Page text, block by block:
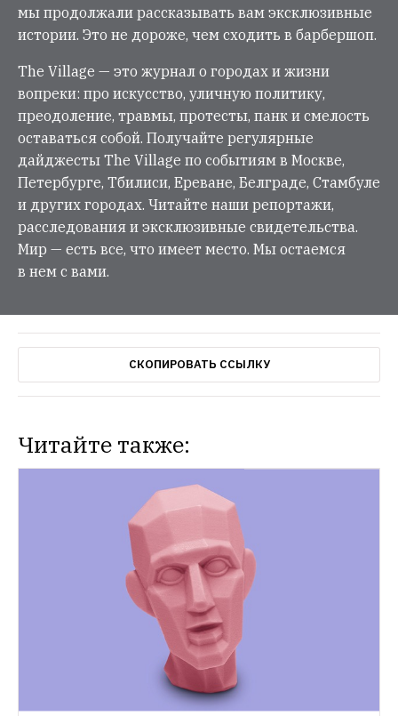
мы продолжали рассказывать вам эксклюзивные
истории. Это не дороже, чем сходить в барбершоп.
The Village — это журнал о городах и жизни
вопреки: про искусство, уличную политику,
преодоление, травмы, протесты, панк и смелость
оставаться собой. Получайте регулярные
дайджесты The Village по событиям в Москве,
Петербурге, Тбилиси, Ереване, Белграде, Стамбуле
и других городах. Читайте наши репортажи,
расследования и эксклюзивные свидетельства.
Мир — есть все, что имеет место. Мы остаемся
в нем с вами.
СКОПИРОВАТЬ ССЫЛКУ
Читайте также: